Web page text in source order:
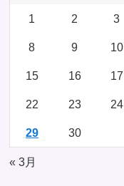
1 2 3
8 9 10
15 16 17
22 23 24
29 30
« 3月